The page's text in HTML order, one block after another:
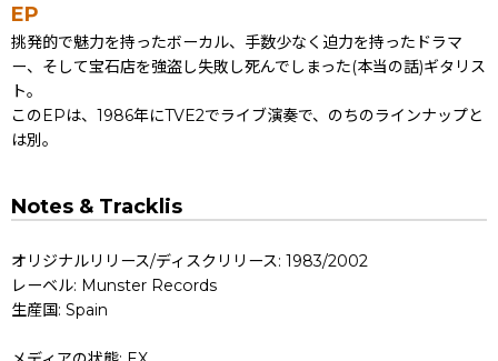
EP
挑発的で魅力を持ったボーカル、手数少なく迫力を持ったドラマ
ー、そして宝石店を強盗し失敗し死んでしまった(本当の話)ギタリス
ト。
このEPは、1986年にTVE2でライブ演奏で、のちのラインナップと
は別。
Notes & Tracklis
オリジナルリリース/ディスクリリース: 1983/2002
レーベル: Munster Records
生産国: Spain